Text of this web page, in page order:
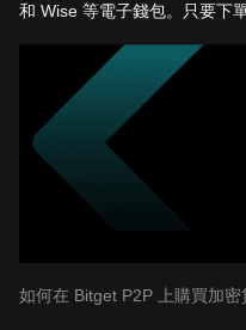
和 Wise 等電子錢包。只要下
如何在 Bitget P2P 上購買加密